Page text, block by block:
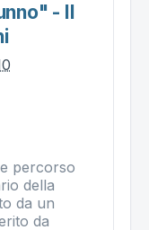
- Il
percorso
della
da un
da